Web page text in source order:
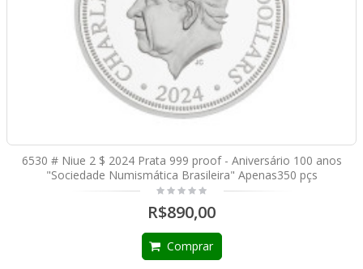
6530 # Niue 2 $ 2024 Prata 999 proof - Aniversário 100 anos
"Sociedade Numismática Brasileira" Apenas350 pçs
R$890,00
Comprar